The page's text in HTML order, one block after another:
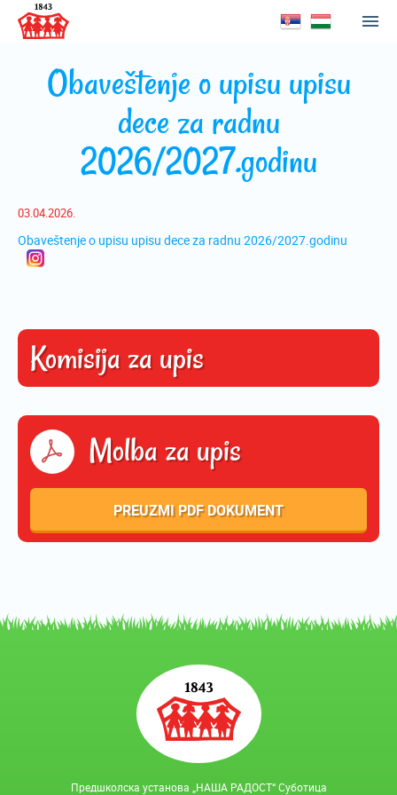
Obaveštenje o upisu upisu
dece za radnu
2026/2027.godinu
03.04.2026.
Obaveštenje o upisu upisu dece za radnu 2026/2027.godinu
Komisija za upis
Molba za upis
PREUZMI PDF DOKUMENT
Предшколска установа „НАША РАДОСТ“ Суботица